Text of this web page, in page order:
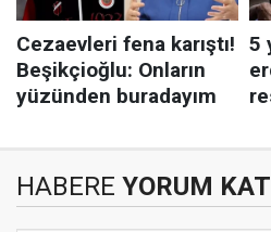
HABERE YORUM KAT